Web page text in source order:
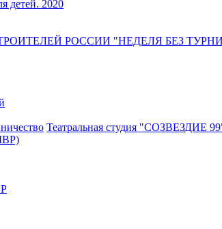
детей. 2020
РОССИИ "НЕДЕЛЯ БЕЗ
Театральная студия "СОЗВЕЗДИЕ